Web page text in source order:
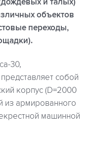
объектов
переходы,
30,
собой
корпус (D=2000
из армированного
машинной